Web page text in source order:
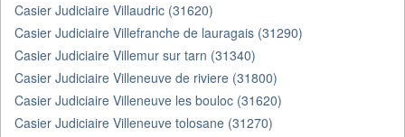
Casier Judiciaire Villaudric (31620)
Casier Judiciaire Villefranche de lauragais (31290)
Casier Judiciaire Villemur sur tarn (31340)
Casier Judiciaire Villeneuve de riviere (31800)
Casier Judiciaire Villeneuve les bouloc (31620)
Casier Judiciaire Villeneuve tolosane (31270)